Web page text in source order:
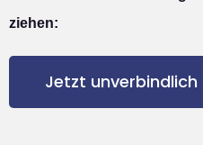
ziehen:
Jetzt